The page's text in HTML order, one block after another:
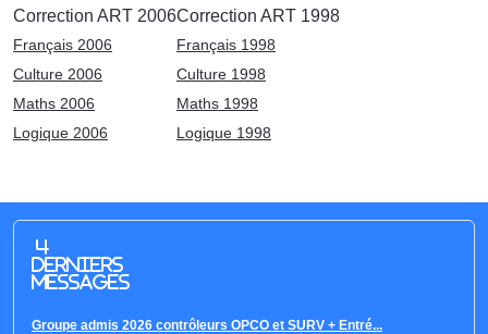
Correction ART 2006
Français 2006
Culture 2006
Maths 2006
Logique 2006
Correction ART 1998
Français 1998
Culture 1998
Maths 1998
Logique 1998
4
derniers
messages
Groupe admis 2026 contrôleurs OPCO et SURV + Entré...